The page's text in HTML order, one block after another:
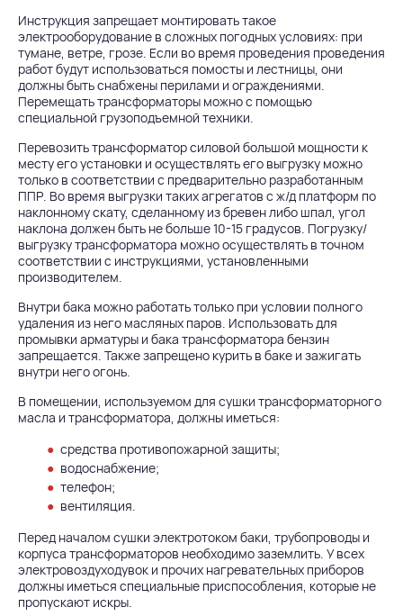
Инструкция запрещает монтировать такое
электрооборудование в сложных погодных условиях: при
тумане, ветре, грозе. Если во время проведения проведения
работ будут использоваться помосты и лестницы, они
должны быть снабжены перилами и ограждениями.
Перемещать трансформаторы можно с помощью
специальной грузоподъемной техники.
Перевозить трансформатор силовой большой мощности к
месту его установки и осуществлять его выгрузку можно
только в соответствии с предварительно разработанным
ППР. Во время выгрузки таких агрегатов с ж/д платформ по
наклонному скату, сделанному из бревен либо шпал, угол
наклона должен быть не больше 10-15 градусов. Погрузку/
выгрузку трансформатора можно осуществлять в точном
соответствии с инструкциями, установленными
производителем.
Внутри бака можно работать только при условии полного
удаления из него масляных паров. Использовать для
промывки арматуры и бака трансформатора бензин
запрещается. Также запрещено курить в баке и зажигать
внутри него огонь.
В помещении, используемом для сушки трансформаторного
масла и трансформатора, должны иметься:
средства противопожарной защиты;
водоснабжение;
телефон;
вентиляция.
Перед началом сушки электротоком баки, трубопроводы и
корпуса трансформаторов необходимо заземлить. У всех
электровоздуходувок и прочих нагревательных приборов
должны иметься специальные приспособления, которые не
пропускают искры.